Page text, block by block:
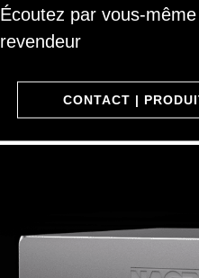
Écoutez par vous-
revendeur
CONTACT |